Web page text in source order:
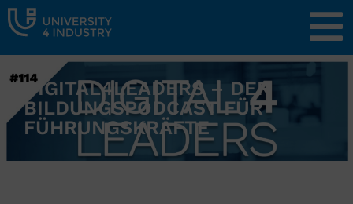
DIGITAL4LEADERS – DER
BILDUNGSPODCAST FÜR
FÜHRUNGSKRÄFTE